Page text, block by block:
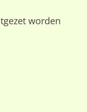
worden